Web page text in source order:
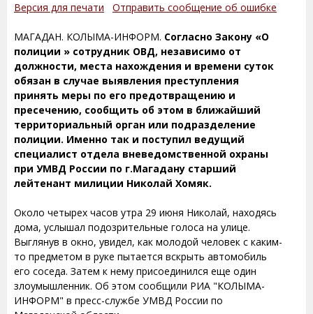
Версия для печати Отправить сообщение об ошибке
МАГАДАН. КОЛЫМА-ИНФОРМ. Согласно Закону «О
полиции » сотрудник ОВД, независимо от
должности, места нахождения и времени суток
обязан в случае выявления преступления
принять меры по его предотвращению и
пресечению, сообщить об этом в ближайший
территориальный орган или подразделение
полиции. Именно так и поступил ведущий
специалист отдела вневедомственной охраны
при УМВД России по г.Магадану старший
лейтенант милиции Николай Хомяк.
Около четырех часов утра 29 июня Николай, находясь
дома, услышал подозрительные голоса на улице.
Выглянув в окно, увидел, как молодой человек с каким-
то предметом в руке пытается вскрыть автомобиль
его соседа. Затем к нему присоединился еще один
злоумышленник. Об этом сообщили РИА "КОЛЫМА-
ИНФОРМ" в пресс-службе УМВД России по